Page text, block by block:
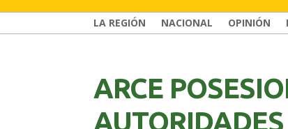
LA REGIÓN NACIONAL OPINIÓN
ARCE